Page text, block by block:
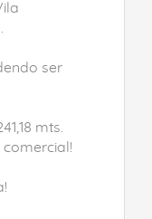
ser
mts.
comercial!